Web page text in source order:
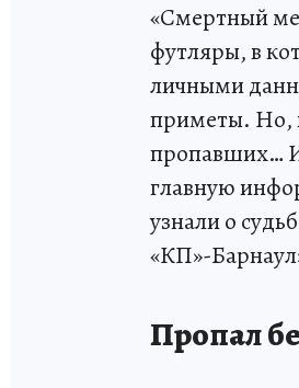
«Смертный
футляры, в
личными
приметы. Но,
пропавших… И
главную
узнали о
«КП»-
Пропал